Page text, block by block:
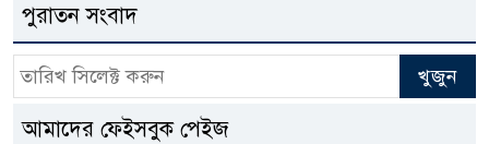
পুরাতন সংবাদ
আমাদের ফেইসবুক পেইজ